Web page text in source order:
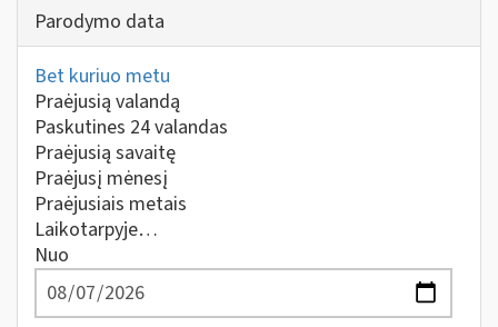
Parodymo data
Bet kuriuo metu
Praėjusią valandą
Paskutines 24 valandas
Praėjusią savaitę
Praėjusį mėnesį
Praėjusiais metais
Laikotarpyje…
Nuo